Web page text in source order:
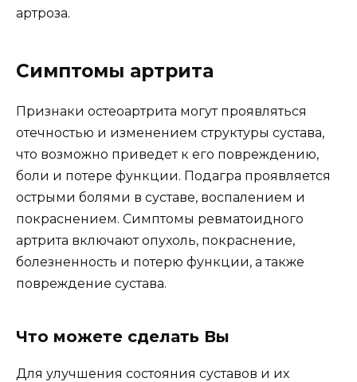
артроза.
Симптомы артрита
Признаки остеоартрита могут проявляться
отечностью и изменением структуры сустава,
что возможно приведет к его повреждению,
боли и потере функции. Подагра проявляется
острыми болями в суставе, воспалением и
покраснением. Симптомы ревматоидного
артрита включают опухоль, покраснение,
болезненность и потерю функции, а также
повреждение сустава.
Что можете сделать Вы
Для улучшения состояния суставов и их